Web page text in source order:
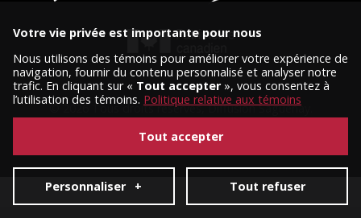
© 2026 Tous droits réservés, Diffusion Saguenay.
Conception et réalisation :Nubee|Mes préférences cookies
Votre vie privée est importante pour nous
Nous utilisons des témoins pour améliorer votre expérience de
navigation, fournir du contenu personnalisé et analyser notre
trafic. En cliquant sur « Tout accepter», vous consentez à
l’utilisation des témoins. Politique relative aux témoins
Personnaliser + Tout refuser
Tout accepter